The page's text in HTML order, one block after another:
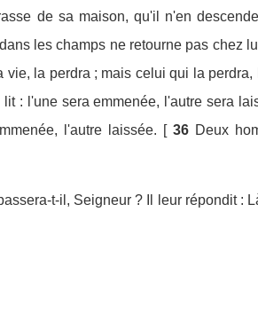
de sa maison, qu'il n'en
les champs ne retourne pas chez
la perdra ; mais celui qui la perdra,
: l'une sera emmenée, l'autre sera
l'autre laissée. [ 36 Deux
t-il, Seigneur ? Il leur répondit :